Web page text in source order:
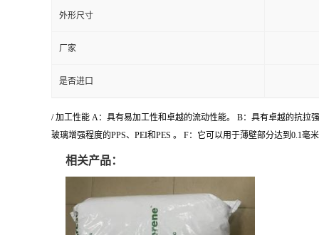
外形尺寸
厂家
是否进口
/ 加工性能 A：具有易加工性和卓越的流动性能。 B：具有卓越的抗拉
玻璃增强程度的PPS、PEI和PES 。 F：它可以用于薄壁部分达到0.1
相关产品：